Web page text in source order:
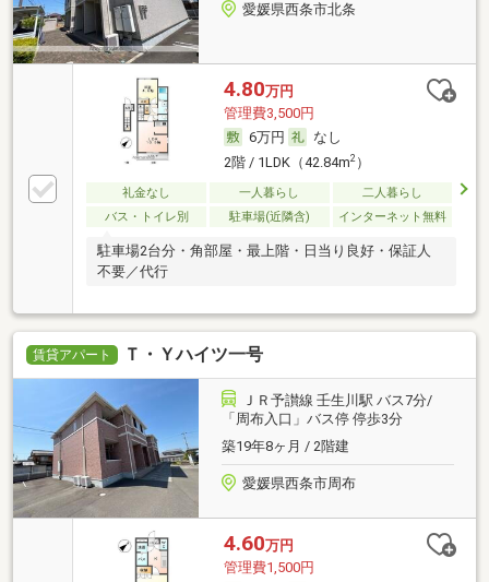
愛媛県西条市北条
4.80万円
管理費3,500円
6万円
なし
2階 / 1LDK（42.84m2）
礼金なし 一人暮らし
二人暮らし
バス・トイレ別
駐車場(近隣含) インターネット無料
駐車場2台分・角部屋・最上階・日当り良好・保証人
不要／代行
賃貸アパート Ｔ・Ｙハイツ一号
ＪＲ予讃線 壬生川駅 バス7分/
「周布入口」バス停 停歩3分
築19年8ヶ月 / 2階建
愛媛県西条市周布
4.60万円
管理費1,500円